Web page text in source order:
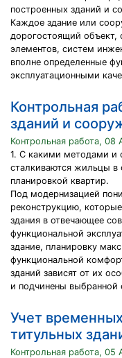
построенных зданий и
Каждое здание или
дорогостоящий объект,
элементов, систем
вполне определенные
эксплуатационными
Контрольная
зданий и
Контрольная работа, 08
1. С какими методами и
сталкиваются жильцы в
планировкой квартир.
Под модернизацией
реконструкцию,
здания в отвечающее
функциональной
здание, планировку
функциональной
зданий зависят от их
и подчинены выбранной
Учет
титульных
Контрольная работа, 05